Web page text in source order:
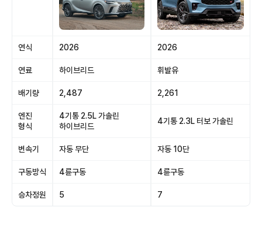
연식 2026 2026
연료 하이브리드 휘발유
배기량 2,487 2,261
엔진
형식
4기통 2.5L 가솔린
하이브리드
4기통 2.3L 터보 가솔린
변속기 자동 무단 자동 10단
구동방식 4륜구동 4륜구동
승차정원 5 7